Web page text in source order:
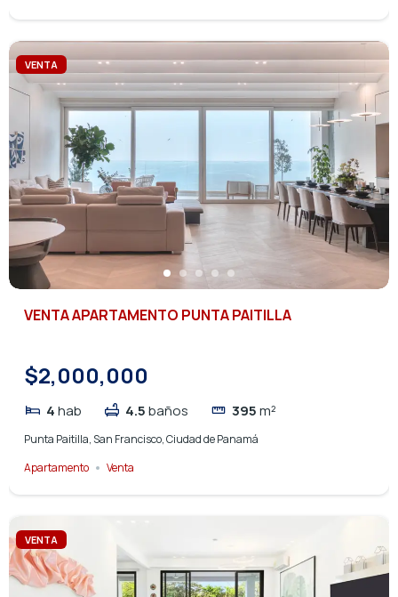
VENTA
VENTA APARTAMENTO PUNTA PAITILLA
$2,000,000
4hab 4.5baños 395m²
Punta Paitilla, San Francisco, Ciudad de Panamá
Apartamento
Venta
VENTA